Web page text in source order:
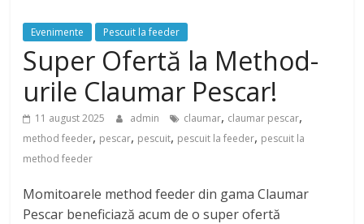
Evenimente Pescuit la feeder
Super Ofertă la Method-
urile Claumar Pescar!
11 august 2025 admin claumar, claumar pescar,
method feeder, pescar, pescuit, pescuit la feeder, pescuit la
method feeder
Momitoarele method feeder din gama Claumar
Pescar beneficiază acum de o super ofertă